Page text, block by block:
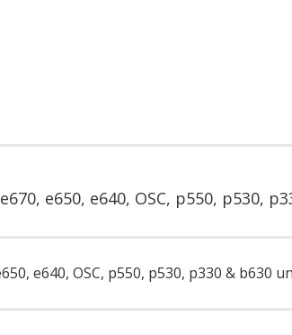
e650, e640, OSC, p550, p530,
e640, OSC, p550, p530, p330 & b630